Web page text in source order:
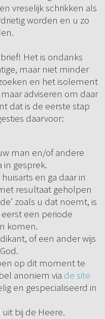
vreselijk schrikken als
worden en u zo
Het is ondanks
maar niet minder
en het isolement
adviseren om daar
dat is de eerste stap
daarvoor:
man en/of andere
in gesprek.
en ga daar in
resultaat geholpen
zoals u dat noemt, is
een periode
komen.
of een ander wijs
op dit moment te
anoniem via de site
en gespecialiseerd in
bij de Heere.